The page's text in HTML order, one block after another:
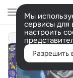
Мы
сервисы для
настроить
Разрешить